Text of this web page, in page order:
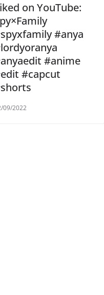
on YouTube:
#anya
#anime
#capcut
09/2022